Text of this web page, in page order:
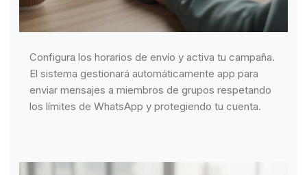
Configura los horarios de envío y activa tu campaña.
El sistema gestionará automáticamente app para
enviar mensajes a miembros de grupos respetando
los límites de WhatsApp y protegiendo tu cuenta.